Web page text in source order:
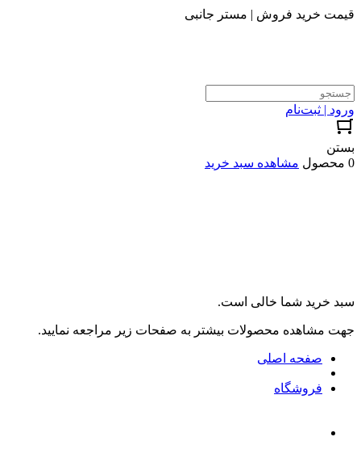
قیمت خرید فروش | مستر جانبی
ورود | ثبت‌نام
بستن
0 محصول
مشاهده سبد خرید
سبد خرید شما خالی است.
جهت مشاهده محصولات بیشتر به صفحات زیر مراجعه نمایید.
صفحه اصلی
فروشگاه